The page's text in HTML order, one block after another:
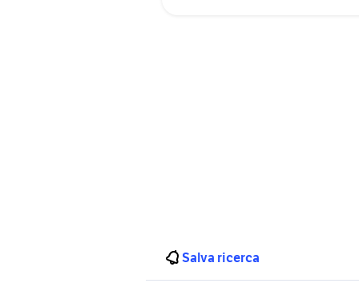
Salva ricerca